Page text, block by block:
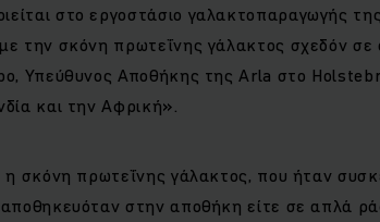
στο εργοστάσιο γαλακτοπαραγωγής
την σκόνη πρωτεΐνης γάλακτος σχεδόν
Υπεύθυνος Αποθήκης της Arla στο
και την Αφρική».
​​σκόνη πρωτεΐνης γάλακτος, που ήταν
στην αποθήκη είτε σε απλά